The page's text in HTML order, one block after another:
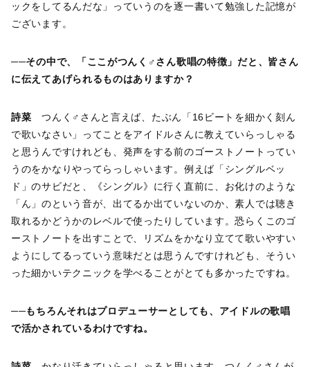
ックをしてるんだな」っていうのを逐一書いて勉強した記憶が
ございます。
──その中で、「ここがつんく♂さん歌唱の特徴」だと、皆さん
に伝えてあげられるものはありますか？
詩菜 つんく♂さんと言えば、たぶん「16ビートを細かく刻ん
で歌いなさい」ってことをアイドルさんに教えていらっしゃる
と思うんですけれども、発声をする前のゴーストノートってい
うのをかなりやってらっしゃいます。例えば「シングルベッ
ド」のサビだと、《シングル》に行く直前に、お化けのような
「ん」のという音が、出てるか出ていないのか、素人では聴き
取れるかどうかのレベルで使ったりしています。恐らくこのゴ
ーストノートを出すことで、リズムをかなり立てて歌いやすい
ようにしてるっていう意味だとは思うんですけれども、そうい
った細かいテクニックを学べることがとても多かったですね。
──もちろんそれはプロデューサーとしても、アイドルの歌唱
で活かされているわけですね。